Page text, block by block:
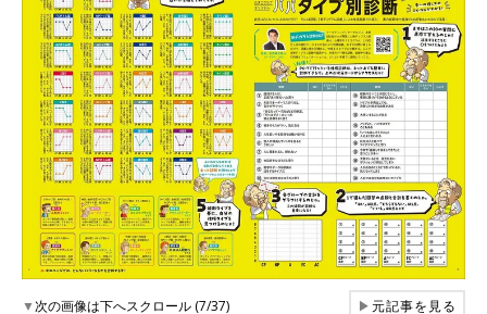
▼次の画像は下へスクロール (7/37) ▶元記事を見る